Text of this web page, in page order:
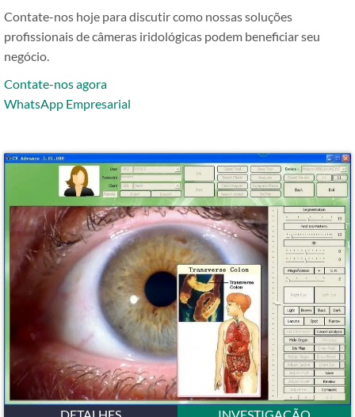
Contate-nos hoje para discutir como nossas soluções
profissionais de câmeras iridológicas podem beneficiar seu
negócio.
Contate-nos agora
WhatsApp Empresarial